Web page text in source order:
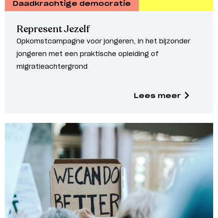
Daadkrachtige democratie
Represent Jezelf
Opkomstcampagne voor jongeren, in het bijzonder
jongeren met een praktische opleiding of
migratieachtergrond
Lees meer